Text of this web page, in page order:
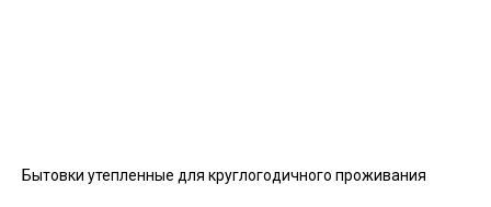
Бытовки утепленные для круглогодичного проживания